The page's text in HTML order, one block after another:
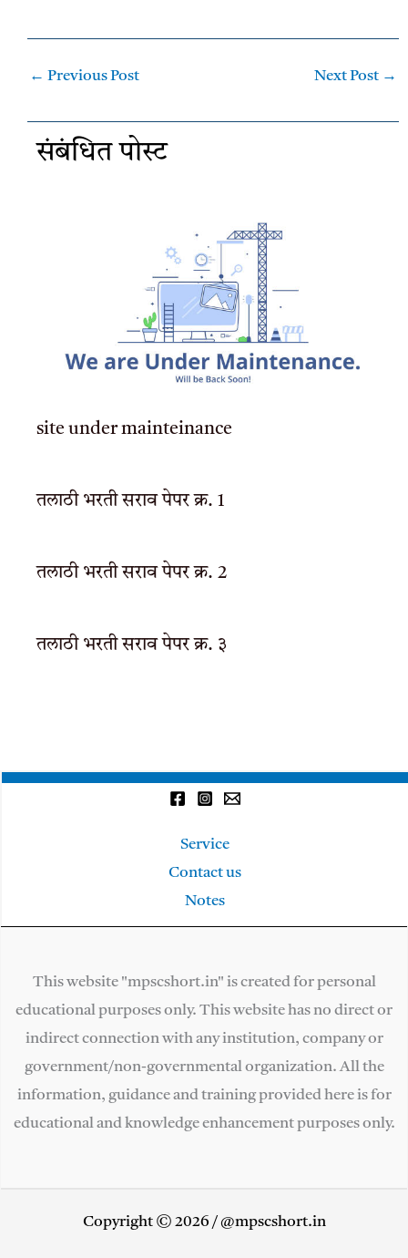
← Previous Post Next Post →
संबंधित पोस्ट
site under mainteinance
तलाठी भरती सराव पेपर क्र. 1
तलाठी भरती सराव पेपर क्र. 2
तलाठी भरती सराव पेपर क्र. ३
Service
Contact us
Notes
This website "mpscshort.in" is created for personal
educational purposes only. This website has no direct or
indirect connection with any institution, company or
government/non-governmental organization. All the
information, guidance and training provided here is for
educational and knowledge enhancement purposes only.
Copyright © 2026 / @mpscshort.in